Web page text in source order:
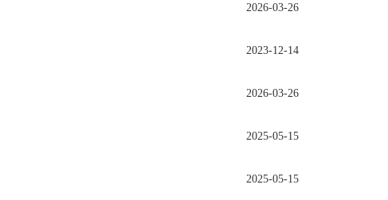
2026-03-26
2023-12-14
2026-03-26
2025-05-15
2025-05-15